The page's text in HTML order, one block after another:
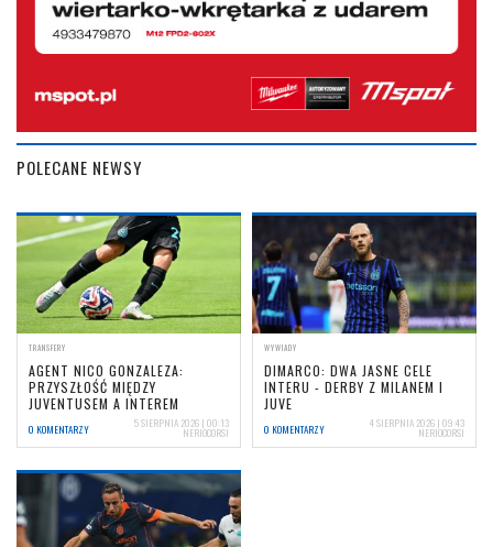
POLECANE NEWSY
TRANSFERY
AGENT NICO GONZALEZA:
PRZYSZŁOŚĆ MIĘDZY
JUVENTUSEM A INTEREM
0 KOMENTARZY 5 SIERPNIA 2026 | 00:13
NERIOCORSI
WYWIADY
DIMARCO: DWA JASNE CELE
INTERU - DERBY Z MILANEM I
JUVE
0 KOMENTARZY 4 SIERPNIA 2026 | 09:43
NERIOCORSI